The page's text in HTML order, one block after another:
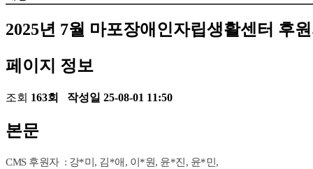
2025년 7월 마포장애인자립생활센터 후
페이지 정보
조회 163회 작성일 25-08-01 11:50
본문
CMS 후원자 : 강*미, 김*애, 이*원, 윤*진, 윤*민,